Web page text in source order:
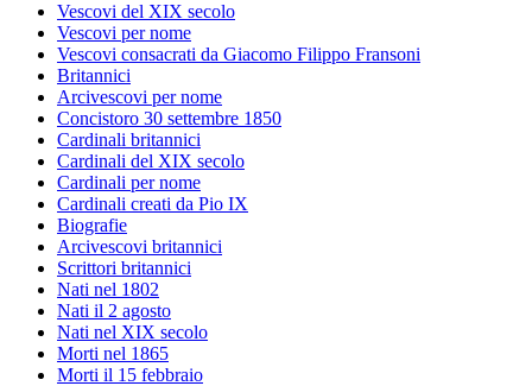
Vescovi del XIX secolo
Vescovi per nome
Vescovi consacrati da Giacomo Filippo Fransoni
Britannici
Arcivescovi per nome
Concistoro 30 settembre 1850
Cardinali britannici
Cardinali del XIX secolo
Cardinali per nome
Cardinali creati da Pio IX
Biografie
Arcivescovi britannici
Scrittori britannici
Nati nel 1802
Nati il 2 agosto
Nati nel XIX secolo
Morti nel 1865
Morti il 15 febbraio